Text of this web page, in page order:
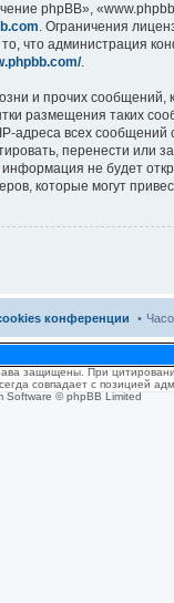
phpBB»,
. Ограничения
что администрация
.
и прочих сообщений,
размещения таких
адреса всех сообщений
перенести или
не будет
которые могут
конференции
защищены. При
совпадает с позицией
Software © phpBB Limited